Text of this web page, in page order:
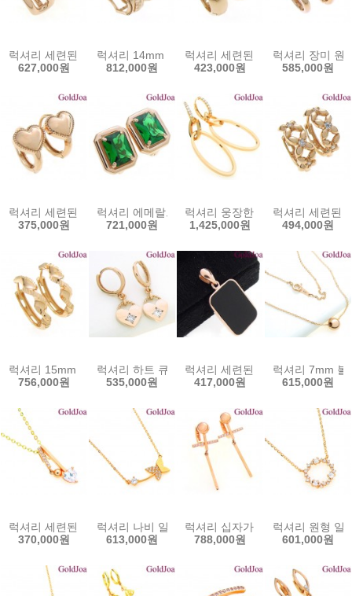
럭셔리 세련된 원터치 큐빅 14k귀걸이 (mk-dt2874e) 14k이어링 골드
627,000원
럭셔리 14mm 원터치 컷팅 14k귀걸이 (mk-
812,000원
럭셔리 세련된 별 원터치 큐빅
423,000원
럭셔리 장미 원
585,000원
럭셔리 세련된 원터치 하트 14k귀걸이 (mk-dt2871e) 14k이어링 골드
375,000원
럭셔리 에메랄드 원터치 14k귀걸이 (mk-dt2869-
721,000원
럭셔리 웅장한 원터치 큐빅 14k
1,425,000원
럭셔리 세련된
494,000원
럭셔리 15mm 회오리 원터치 14k귀걸이 (mk-dt2800-1e) 14k이어링
756,000원
럭셔리 하트 큐빅 원터치 14k귀걸이 (mk-dt2857e)
535,000원
럭셔리 세련된 사각 오닉스 14k
417,000원
럭셔리 7mm
615,000원
럭셔리 세련된 하트 큐빅 14k메달 (lov-9992p) 14k팬던트 목걸이 골드
370,000원
럭셔리 나비 일체형 큐빅 14k목걸이 (lov-9873c)
613,000원
럭셔리 십자가 원터치 큐빅 14k
788,000원
럭셔리 원형 일
601,000원